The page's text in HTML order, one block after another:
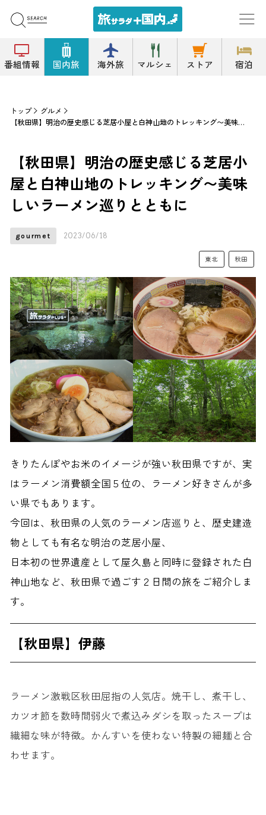
番組情報 国内旅 海外旅 マルシェ ストア 宿泊
トップ
グルメ
【秋田県】明治の歴史感じる芝居小屋と白神山地のトレッキング〜美味しいラーメン巡りとともに
【秋田県】明治の歴史感じる芝居小
屋と白神山地のトレッキング〜美味
しいラーメン巡りとともに
gourmet 2023/06/18
東北 秋田
きりたんぽやお米のイメージが強い秋田県ですが、実
はラーメン消費額全国５位の、ラーメン好きさんが多
い県でもあります。
今回は、秋田県の人気のラーメン店巡りと、歴史建造
物としても有名な明治の芝居小屋、
日本初の世界遺産として屋久島と同時に登録された白
神山地など、秋田県で過ごす２日間の旅をご紹介しま
す。
【秋田県】伊藤
ラーメン激戦区秋田屈指の人気店。焼干し、煮干し、
カツオ節を数時間弱火で煮込みダシを取ったスープは
繊細な味が特徴。かんすいを使わない特製の細麺と合
わせます。